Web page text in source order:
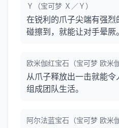
Ｙ（宝可梦 Ｘ／Ｙ）
在锐利的爪子尖端有强
碰擦到，就能让对手晕厥。
欧米伽红宝石（宝可梦 欧米
从爪子释放出一击就能
组成团队生活。
阿尔法蓝宝石（宝可梦 欧米